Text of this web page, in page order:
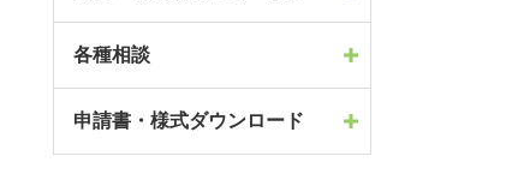
各種相談
申請書・様式ダウンロード